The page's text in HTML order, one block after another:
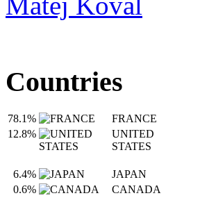
Countries
78.1%
FRANCE
12.8%
UNITED
STATES
6.4%
JAPAN
0.6%
CANADA